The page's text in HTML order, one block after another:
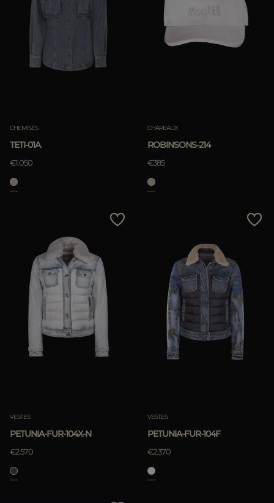
CHEMISES
TETI-01A
€1.050
CHAPEAUX
ROBINSONS-214
€385
VESTES
PETUNIA-FUR-104X-N
€2.570
VESTES
PETUNIA-FUR-104F
€2.370